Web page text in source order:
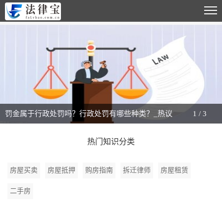
罚金属于行政处罚吗？行政处罚有哪些种类？_热议 1 /3
热门知识分类
房屋买卖 房屋抵押 购房指南 拆迁律师 房屋租赁
二手房